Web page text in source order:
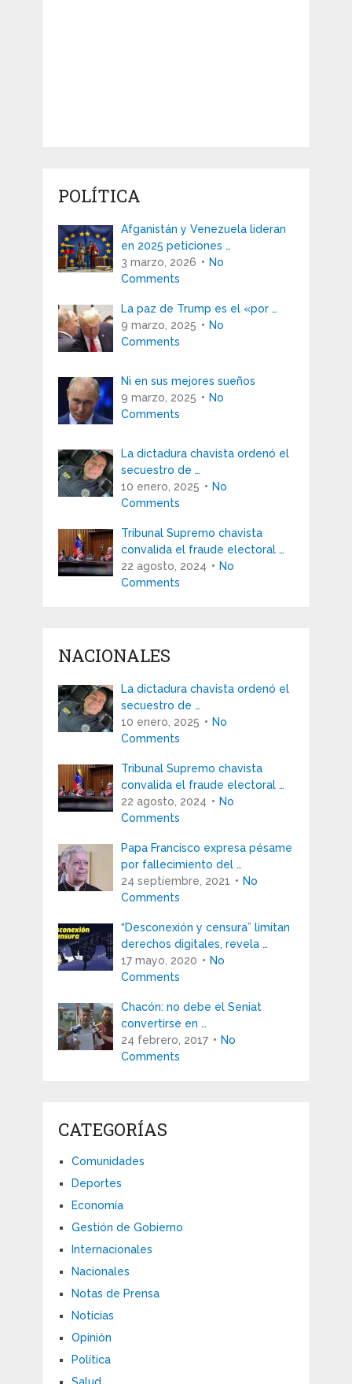
POLÍTICA
Afganistán y Venezuela lideran
en 2025 peticiones …
3 marzo, 2026
No
Comments
La paz de Trump es el «por …
9 marzo, 2025
No
Comments
Ni en sus mejores sueños
9 marzo, 2025
No
Comments
La dictadura chavista ordenó el
secuestro de …
10 enero, 2025
No
Comments
Tribunal Supremo chavista
convalida el fraude electoral …
22 agosto, 2024
No
Comments
NACIONALES
La dictadura chavista ordenó el
secuestro de …
10 enero, 2025
No
Comments
Tribunal Supremo chavista
convalida el fraude electoral …
22 agosto, 2024
No
Comments
Papa Francisco expresa pésame
por fallecimiento del …
24 septiembre, 2021
No
Comments
“Desconexión y censura” limitan
derechos digitales, revela …
17 mayo, 2020
No
Comments
Chacón: no debe el Seniat
convertirse en …
24 febrero, 2017
No
Comments
CATEGORÍAS
Comunidades
Deportes
Economía
Gestión de Gobierno
Internacionales
Nacionales
Notas de Prensa
Noticias
Opinión
Política